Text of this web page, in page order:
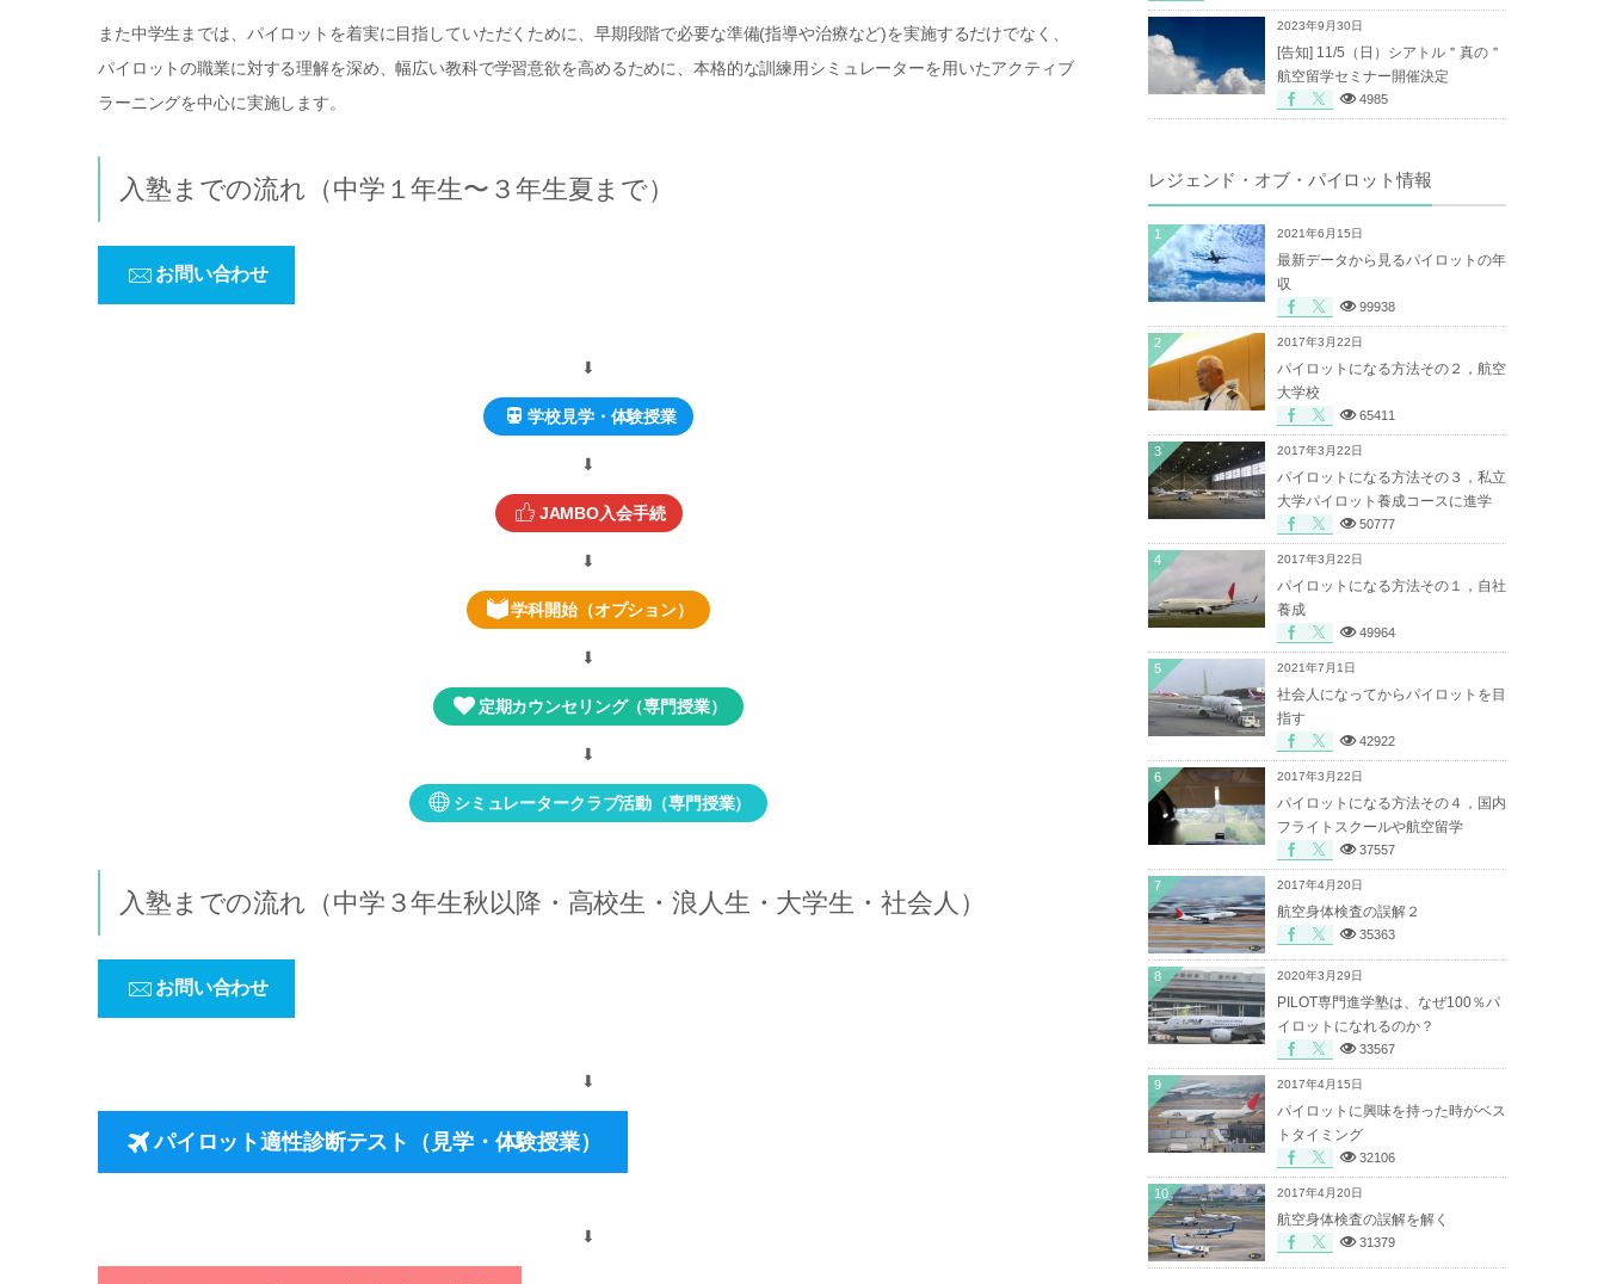
また中学生までは、パイロットを着実に目指していただくために、早期段階で必要な準備(指導や治療など)を実施するだけでなく、
パイロットの職業に対する理解を深め、幅広い教科で学習意欲を高めるために、本格的な訓練用シミュレーターを用いたアクティブ
ラーニングを中心に実施します。
入塾までの流れ（中学１年生〜３年生夏まで）
お問い合わせ
⬇︎
学校見学・体験授業
⬇︎
JAMBO入会手続
⬇︎
学科開始（オプション）
⬇︎
定期カウンセリング（専門授業）
⬇︎
シミュレータークラブ活動（専門授業）
入塾までの流れ（中学３年生秋以降・高校生・浪人生・大学生・社会人）
お問い合わせ
⬇︎
パイロット適性診断テスト（見学・体験授業）
⬇︎
2023年9月30日
[告知] 11/5（日）シアトル＂真の＂
航空留学セミナー開催決定
4985
レジェンド・オブ・パイロット情報
2021年6月15日
最新データから見るパイロットの年
収
99938
1
2017年3月22日
パイロットになる方法その２，航空
大学校
65411
2
2017年3月22日
パイロットになる方法その３，私立
大学パイロット養成コースに進学
50777
3
2017年3月22日
パイロットになる方法その１，自社
養成
49964
4
2021年7月1日
社会人になってからパイロットを目
指す
42922
5
2017年3月22日
パイロットになる方法その４，国内
フライトスクールや航空留学
37557
6
2017年4月20日
航空身体検査の誤解２
35363
7
2020年3月29日
PILOT専門進学塾は、なぜ100％パ
イロットになれるのか？
33567
8
2017年4月15日
パイロットに興味を持った時がベス
トタイミング
32106
9
2017年4月20日
航空身体検査の誤解を解く
31379
10